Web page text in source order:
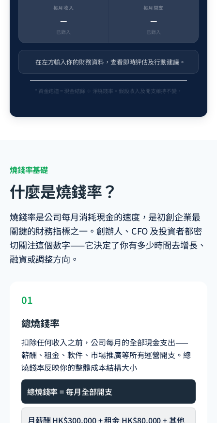
每月收入
—
已錄入
每月開支
—
已錄入
在左方輸入你的財務資料，查看即時評估及行動建議。
* 資金跑道 = 現金結餘 ÷ 淨燒錢率。假設收入及開支維持不變。
燒錢率基礎
什麼是燒錢率？
燒錢率是公司每月消耗現金的速度，是初創企業最
關鍵的財務指標之一。創辦人、CFO 及投資者都密
切關注這個數字——它決定了你有多少時間去增長、
融資或調整方向。
01
總燒錢率
扣除任何收入之前，公司每月的全部現金支出——
薪酬、租金、軟件、市場推廣等所有運營開支。總
燒錢率反映你的整體成本結構大小
總燒錢率 = 每月全部開支
月薪酬 HK$300,000 + 租金 HK$80,000 + 其他